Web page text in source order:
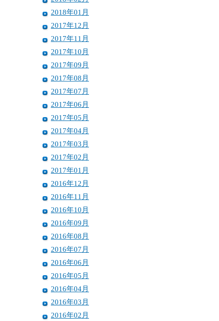
2018年01月
2017年12月
2017年11月
2017年10月
2017年09月
2017年08月
2017年07月
2017年06月
2017年05月
2017年04月
2017年03月
2017年02月
2017年01月
2016年12月
2016年11月
2016年10月
2016年09月
2016年08月
2016年07月
2016年06月
2016年05月
2016年04月
2016年03月
2016年02月